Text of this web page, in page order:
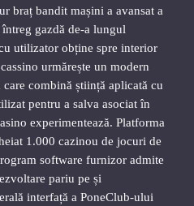
braț bandit mașini a avansat a
gazdă de-a lungul
utilizator obține spre interior
urmărește un modern
combină știință aplicată cu
pentru a salva asociat în
experimentează. Platforma
1.000 cazinou de jocuri de
software furnizor admite
pariu pe și
interfață a PoneClub-ului